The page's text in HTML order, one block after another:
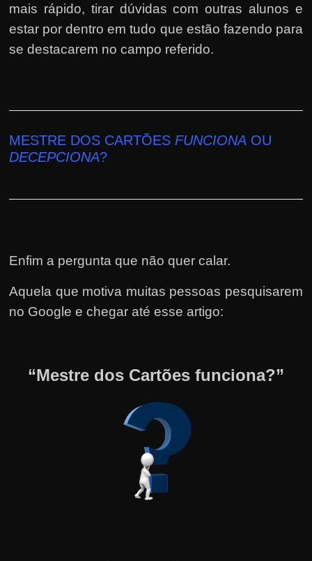
mais rápido, tirar dúvidas com outras alunos e
estar por dentro em tudo que estão fazendo para
se destacarem no campo referido.
MESTRE DOS CARTÕESFUNCIONA OU
DECEPCIONA?
Enfim a pergunta que não quer calar.
Aquela que motiva muitas pessoas pesquisarem
no Google e chegar até esse artigo:
“Mestre dos Cartões funciona?”